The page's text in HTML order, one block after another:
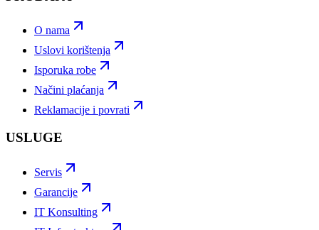
O nama
Uslovi korištenja
Isporuka robe
Načini plaćanja
Reklamacije i povrati
USLUGE
Servis
Garancije
IT Konsulting